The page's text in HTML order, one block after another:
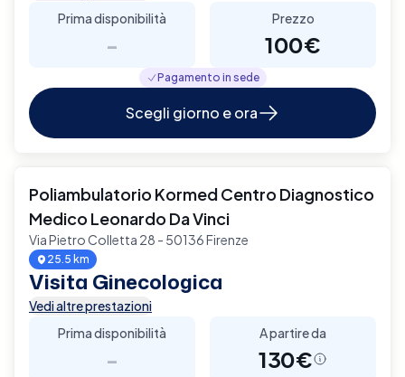
Prima disponibilità
-
Prezzo
100€
Pagamento in sede
Scegli giorno e ora
Poliambulatorio Kormed Centro Diagnostico
Medico Leonardo Da Vinci
Via Pietro Colletta 28 - 50136 Firenze
25.5 km
Visita Ginecologica
Vedi altre prestazioni
Prima disponibilità
-
A partire da
130€